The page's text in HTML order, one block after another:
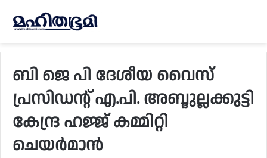
ബി ജെ പി ദേശീയ വൈസ്
പ്രസിഡന്റ് എ.പി. അബ്ദുല്ലക്കുട്ടി
കേന്ദ്ര ഹജ്ജ് കമ്മിറ്റി
ചെയര്‍മാൻ